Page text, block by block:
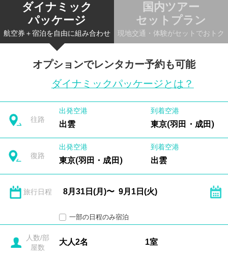
ダイナミック
パッケージ
航空券＋宿泊を自由に組み合わせ
国内ツアー
セットプラン
現地交通・体験がセットでおトク
オプションでレンタカー予約も可能
ダイナミックパッケージとは？
往路
出発空港
出雲
到着空港
東京(羽田・成田)
復路
出発空港
東京(羽田・成田)
到着空港
出雲
旅行日程
一部の日程のみ宿泊
人数/部
屋数